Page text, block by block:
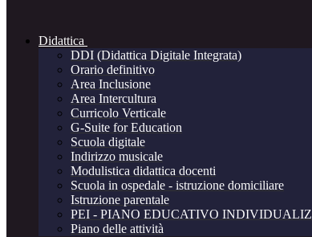
Didattica
DDI (Didattica Digitale Integrata)
Orario definitivo
Area Inclusione
Area Intercultura
Curricolo Verticale
G-Suite for Education
Scuola digitale
Indirizzo musicale
Modulistica didattica docenti
Scuola in ospedale - istruzione domiciliare
Istruzione parentale
PEI - PIANO EDUCATIVO
Piano delle attività